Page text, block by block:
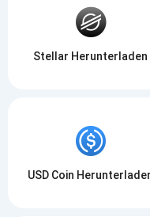
Stellar Herunterladen
USD Coin